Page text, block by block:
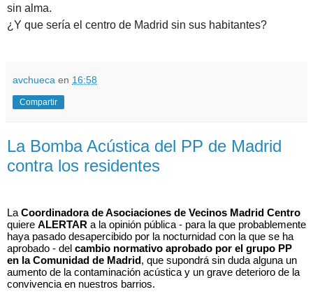
sin alma.
¿Y que sería el centro de Madrid sin sus habitantes?
avchueca en 16:58
Compartir
La Bomba Acústica del PP de Madrid
contra los residentes
La Coordinadora de Asociaciones de Vecinos Madrid Centro
quiere ALERTAR a la opinión pública - para la que probablemente
haya pasado desapercibido por la nocturnidad con la que se ha
aprobado - del cambio normativo aprobado por el grupo PP
en la Comunidad de Madrid, que supondrá sin duda alguna un
aumento de la contaminación acústica y un grave deterioro de la
convivencia en nuestros barrios.